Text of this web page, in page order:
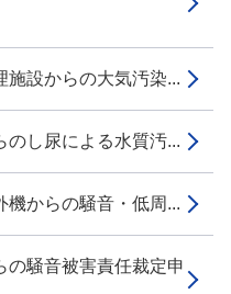
施設からの大気汚染...
のし尿による水質汚...
機からの騒音・低周...
の騒音被害責任裁定申